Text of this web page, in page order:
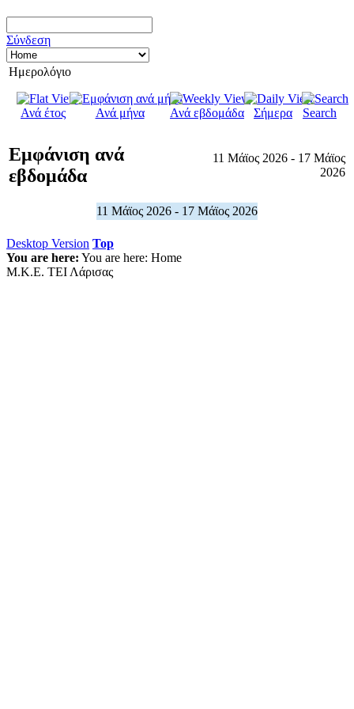
Σύνδεση
Ημερολόγιο
Ανά έτος Ανά μήνα Ανά εβδομάδα Σήμερα Search
Εμφάνιση ανά
εβδομάδα
11 Μάϊος 2026 - 17 Μάϊος
2026
11 Μάϊος 2026 - 17 Μάϊος 2026
Desktop Version Top
You are here: You are here: Home
Μ.Κ.Ε. ΤΕΙ Λάρισας